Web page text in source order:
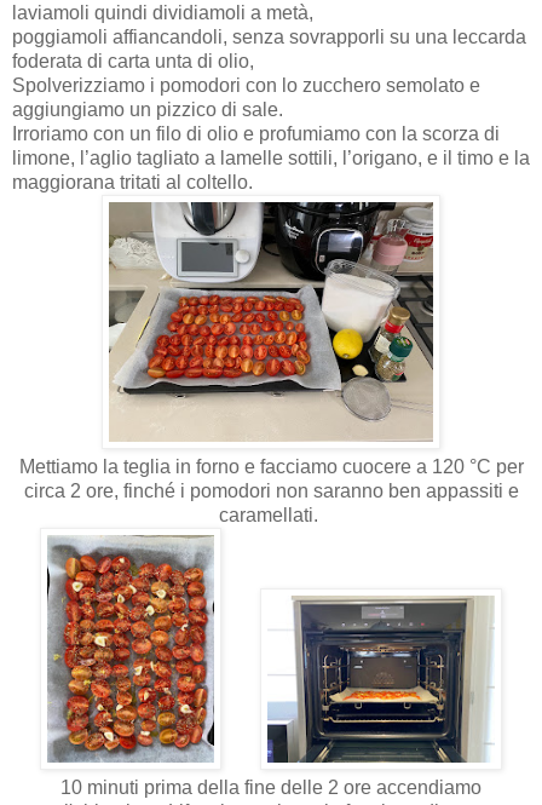
laviamoli quindi dividiamoli a metà,
poggiamoli affiancandoli, senza sovrapporli su una leccarda
foderata di carta unta di olio,
Spolverizziamo i pomodori con lo zucchero semolato e
aggiungiamo un pizzico di sale.
Irroriamo con un filo di olio e profumiamo con la scorza di
limone, l’aglio tagliato a lamelle sottili, l’origano, e il timo e la
maggiorana tritati al coltello.
Mettiamo la teglia in forno e facciamo cuocere a 120 °C per
circa 2 ore, finché i pomodori non saranno ben appassiti e
caramellati.
10 minuti prima della fine delle 2 ore accendiamo